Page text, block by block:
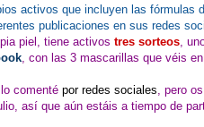
activos que incluyen las fórmulas
publicaciones en sus redes
piel, tiene activos tres sorteos,
, con las 3 mascarillas que véis
comenté por redes sociales, pero
así que aún estáis a tiempo de